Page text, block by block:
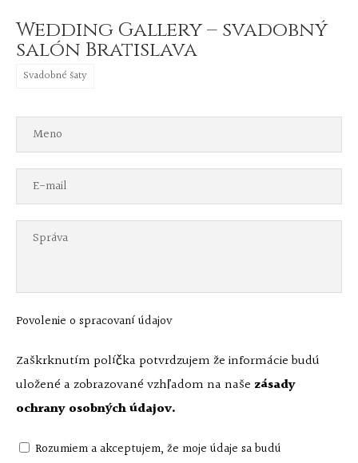
Wedding Gallery – svadobný
salón Bratislava
Svadobné šaty
Povolenie o spracovaní údajov
Zaškrknutím políčka potvrdzujem že informácie budú
uložené a zobrazované vzhľadom na naše zásady
ochrany osobných údajov.
Rozumiem a akceptujem, že moje údaje sa budú